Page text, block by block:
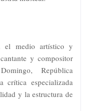
el medio artístico y
y compositor
República
crítica especializada
y la estructura de